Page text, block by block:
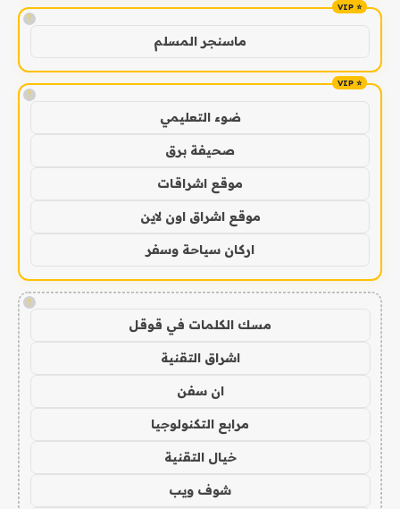
!
ماسنجر المسلم
!
ضوء التعليمي
صحيفة برق
موقع اشراقات
موقع اشراق اون لاين
اركان سياحة وسفر
!
مسك الكلمات في قوقل
اشراق التقنية
ان سفن
مرابع التكنولوجيا
خيال التقنية
شوف ويب